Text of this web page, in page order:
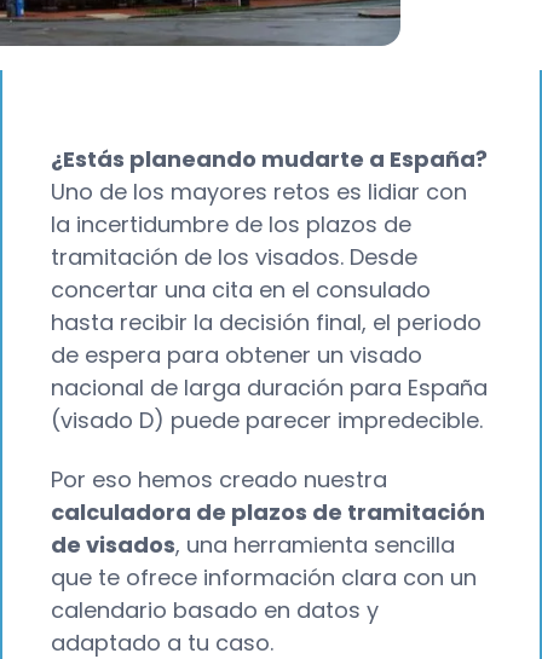
¿Estás planeando mudarte a España?
Uno de los mayores retos es lidiar con
la incertidumbre de los plazos de
tramitación de los visados. Desde
concertar una cita en el consulado
hasta recibir la decisión final, el periodo
de espera para obtener un visado
nacional de larga duración para España
(visado D) puede parecer impredecible.
Por eso hemos creado nuestra
calculadora de plazos de tramitación
de visados, una herramienta sencilla
que te ofrece información clara con un
calendario basado en datos y
adaptado a tu caso.